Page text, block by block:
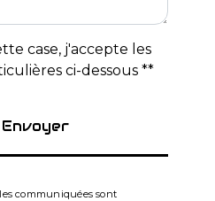
case, j'accepte les
ci-dessous **
Envoyer
communiquées sont